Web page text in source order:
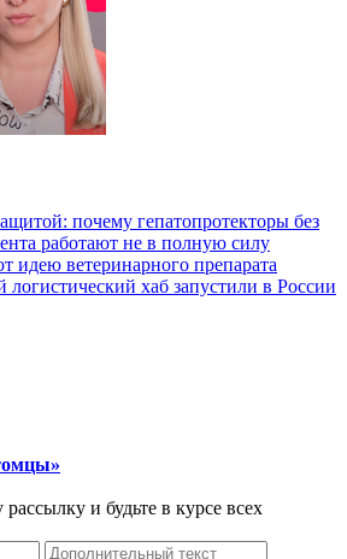
почему гепатопротекторы без
работают не в полную силу
идею ветеринарного препарата
хаб запустили в России
и будьте в курсе всех